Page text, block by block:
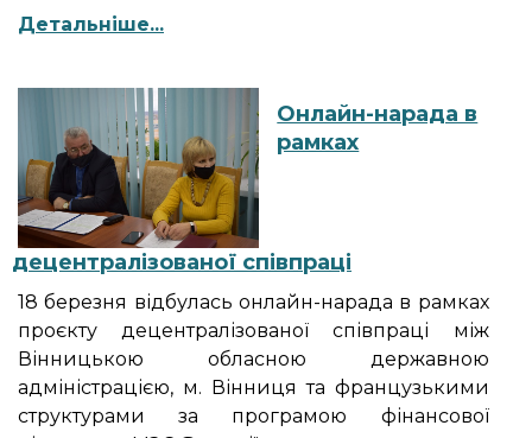
Детальніше...
Онлайн-нарада в
рамках
децентралізованої співпраці
18 березня відбулась онлайн-нарада в рамках
проєкту децентралізованої співпраці між
Вінницькою обласною державною
адміністрацією, м. Вінниця та французькими
структурами за програмою фінансової